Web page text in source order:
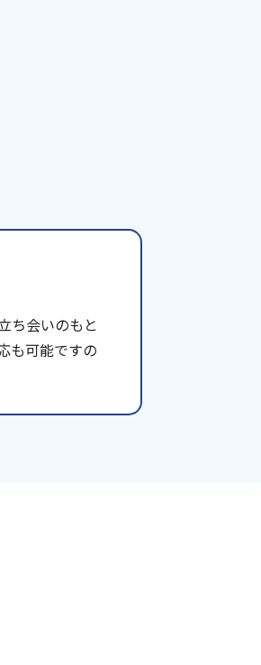
ち会いのもと
も可能ですの